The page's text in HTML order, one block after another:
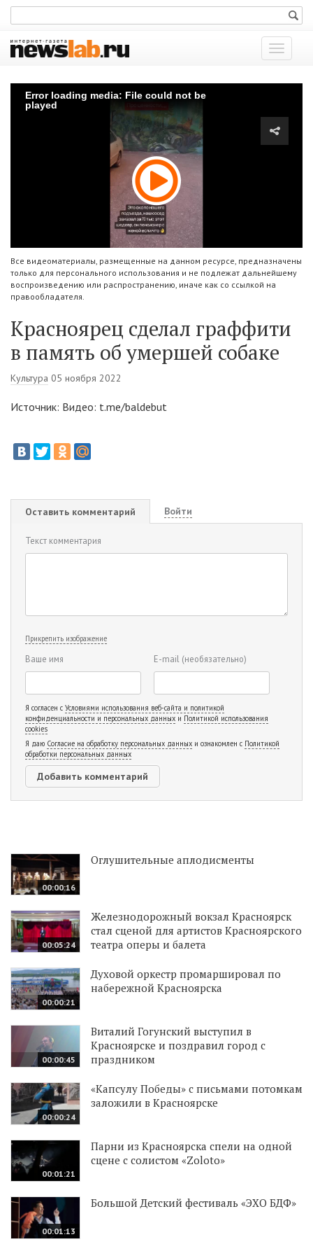
Показать
меню
Error loading media: File could not be
played
Все видеоматериалы, размещенные на данном ресурсе, предназначены
только для персонального использования и не подлежат дальнейшему
воспроизведению или распространению, иначе как со ссылкой на
правообладателя.
Красноярец сделал граффити
в память об умершей собаке
Культура 05 ноября 2022
Источник: Видео: t.me/baldebut
Оставить комментарий Войти
Текст комментария
Прикрепить изображение
Ваше имя E-mail (необязательно)
Я согласен с Условиями использования веб-сайта и политикой
конфиденциальности и персональных данных и Политикой использования
cookies
Я даю Согласие на обработку персональных данных и ознакомлен с Политикой
обработки персональных данных
00:00:16
Оглушительные аплодисменты
00:05:24
Железнодорожный вокзал Красноярск
стал сценой для артистов Красноярского
театра оперы и балета
00:00:21
Духовой оркестр промаршировал по
набережной Красноярска
00:00:45
Виталий Гогунский выступил в
Красноярске и поздравил город с
праздником
00:00:24
«Капсулу Победы» с письмами потомкам
заложили в Красноярске
00:01:21
Парни из Красноярска спели на одной
сцене с солистом «Zoloto»
00:01:13
Большой Детский фестиваль «ЭХО БДФ»